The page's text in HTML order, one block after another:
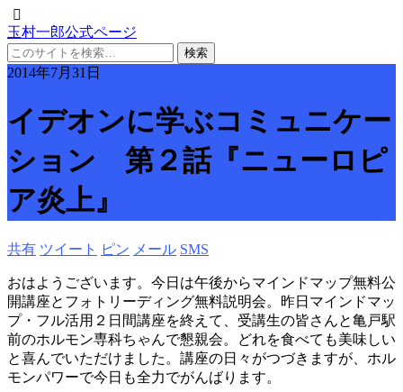
玉村一郎公式ページ
2014年7月31日
イデオンに学ぶコミュニケー
ション 第２話『ニューロピ
ア炎上』
共有 ツイート ピン メール SMS
おはようございます。今日は午後からマインドマップ無料公
開講座とフォトリーディング無料説明会。昨日マインドマッ
プ・フル活用２日間講座を終えて、受講生の皆さんと亀戸駅
前のホルモン専科ちゃんで懇親会。どれを食べても美味しい
と喜んでいただけました。講座の日々がつづきますが、ホル
モンパワーで今日も全力でがんばります。